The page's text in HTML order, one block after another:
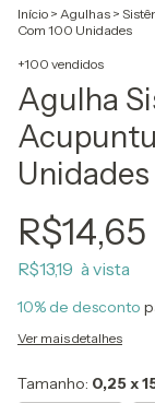
Início > Agulhas >
Com 100 Unidades
+100 vendidos
Agulha
Unidades
R$14,65
R$13,19
10% de desconto
Ver mais detalhes
Tamanho: 0,25 x